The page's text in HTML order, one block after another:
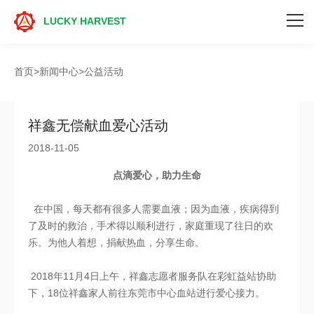
LUCKY HARVEST
产品中心
新闻中心
联系我们
投资者关系
首页>新闻中心>公益活动
祥鑫无偿献血爱心活动
2018-11-05
点滴爱心，助力生命
在中国，每天都有很多人需要血液；因为血液，疾病得到
了及时的救治，手术得以顺利进行，家庭重现了往日的欢
乐。为他人着想，捐献热血，分享生命。
2018年11月4日上午，祥鑫志愿者服务队在彩虹益站协助
下，18位祥鑫家人前往东莞市中心血站进行爱心接力。